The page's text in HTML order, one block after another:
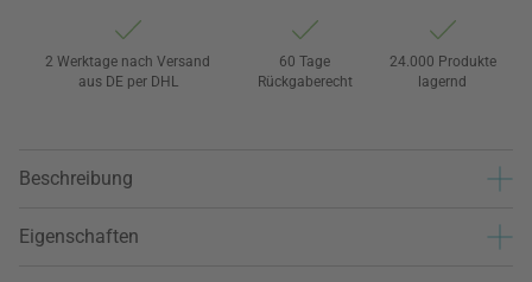
2 Werktage nach Versand
aus DE per DHL
60 Tage
Rückgaberecht
24.000 Produkte
lagernd
Beschreibung
Eigenschaften